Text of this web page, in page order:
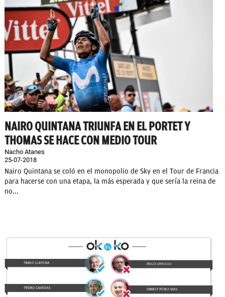
NAIRO QUINTANA TRIUNFA EN EL PORTET Y
THOMAS SE HACE CON MEDIO TOUR
Nacho Atanes
25-07-2018
Nairo Quintana se coló en el monopolio de Sky en el Tour de Francia
para hacerse con una etapa, la más esperada y que sería la reina de
no...